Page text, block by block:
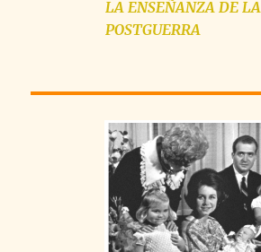
LA ENSEÑANZA DE LA
POSTGUERRA